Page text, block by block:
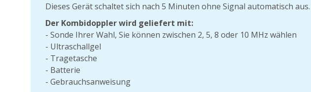
Dieses Gerät schaltet sich nach 5 Minuten ohne Signal automatisch aus.
Der Kombidoppler wird geliefert mit:
- Sonde Ihrer Wahl, Sie können zwischen 2, 5, 8 oder 10 MHz wählen
- Ultraschallgel
- Tragetasche
- Batterie
- Gebrauchsanweisung